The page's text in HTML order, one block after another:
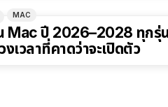
MAC
Mac ปี 2026–2028 ทุกรุ่
เวลาที่คาดว่าจะเปิดตัว